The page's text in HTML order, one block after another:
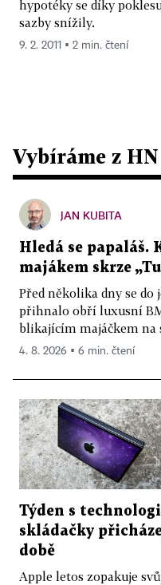
hypotéky se díky
sazby snížily.
9. 2. 2011 ▪ 2 min. čtení
Vybíráme z HN
JAN KUBITA
Hledá se papaláš.
majákem skrze
Před několika dny se
přihnalo obří luxusní
blikajícím majáčkem na
4. 8. 2026 ▪ 6 min. čtení
Týden s
skládačky
době
Apple letos zopakuje